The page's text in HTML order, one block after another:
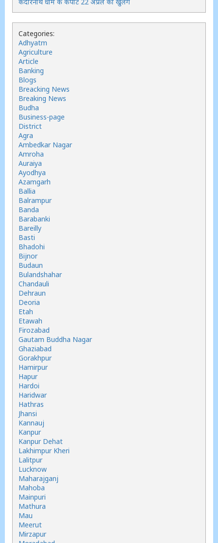
Categories:
Adhyatm
Agriculture
Article
Banking
Blogs
Breacking News
Breaking News
Budha
Business-page
District
Agra
Ambedkar Nagar
Amroha
Auraiya
Ayodhya
Azamgarh
Ballia
Balrampur
Banda
Barabanki
Bareilly
Basti
Bhadohi
Bijnor
Budaun
Bulandshahar
Chandauli
Dehraun
Deoria
Etah
Etawah
Firozabad
Gautam Buddha Nagar
Ghaziabad
Gorakhpur
Hamirpur
Hapur
Hardoi
Haridwar
Hathras
Jhansi
Kannauj
Kanpur
Kanpur Dehat
Lakhimpur Kheri
Lalitpur
Lucknow
Maharajganj
Mahoba
Mainpuri
Mathura
Mau
Meerut
Mirzapur